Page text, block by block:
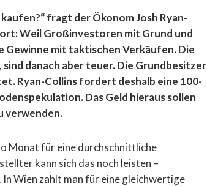
fragt der Ökonom Josh Ryan-
Weil Großinvestoren mit Grund und
Gewinne mit taktischen Verkäufen. Die
danach aber teuer. Die Grundbesitzer
Ryan-Collins fordert deshalb eine 100-
Das Geld hieraus sollen
verwenden.
Monat für eine durchschnittliche
kann sich das noch leisten –
Wien zahlt man für eine gleichwertige